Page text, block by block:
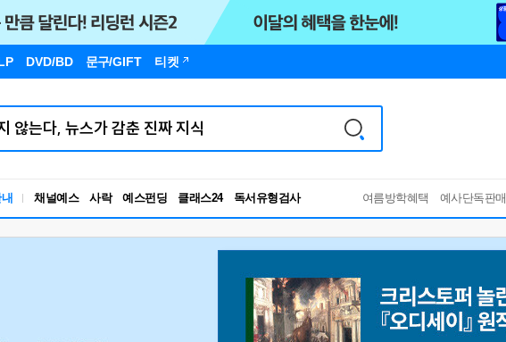
DVD/BD 문구/GIFT 티켓
채널예스 사락 예스펀딩 클래스24
RBTI Lab
독서유형검사
여름방학혜택 예사단독판매